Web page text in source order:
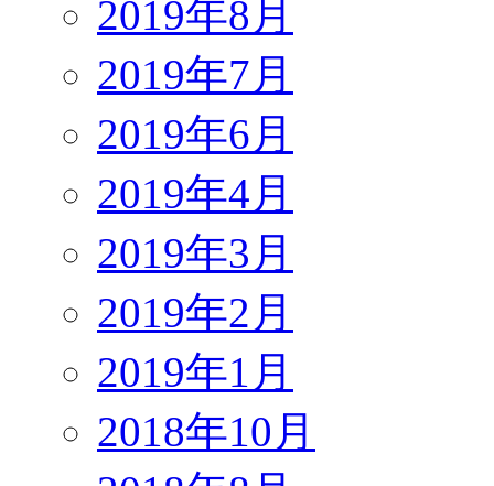
2019年8月
2019年7月
2019年6月
2019年4月
2019年3月
2019年2月
2019年1月
2018年10月